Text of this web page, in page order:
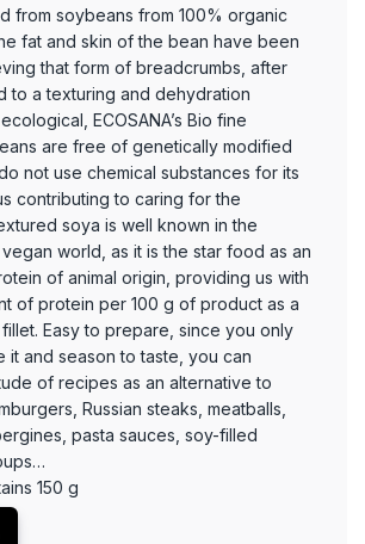
from soybeans from 100% organic
fat and skin of the bean have been
that form of breadcrumbs, after
to a texturing and dehydration
ECOSANA’s Bio fine
are free of genetically modified
not use chemical substances for its
contributing to caring for the
soya is well known in the
world, as it is the star food as an
of animal origin, providing us with
of protein per 100 g of product as a
Easy to prepare, since you only
it and season to taste, you can
of recipes as an alternative to
Russian steaks, meatballs,
pasta sauces, soy-filled
150 g